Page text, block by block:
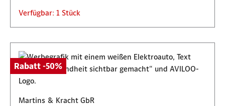
Verfügbar: 1 Stück
Rabatt -50%
Martins & Kracht GbR